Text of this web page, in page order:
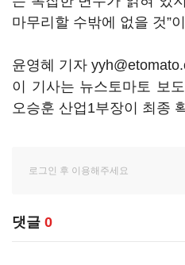
마무리할 수밖에 없을 것”
윤영혜 기자
이 기사는 뉴스토마토 보
오승훈 산업1부장이 최종
댓글 0